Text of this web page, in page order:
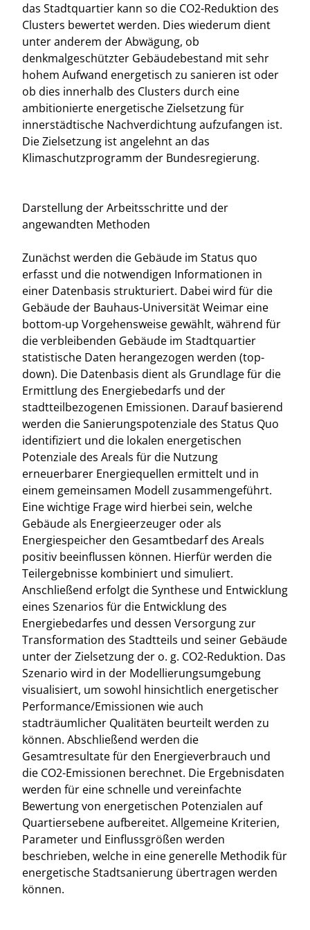
das Stadtquartier kann so die CO2-Reduktion des
Clusters bewertet werden. Dies wiederum dient
unter anderem der Abwägung, ob
denkmalgeschützter Gebäudebestand mit sehr
hohem Aufwand energetisch zu sanieren ist oder
ob dies innerhalb des Clusters durch eine
ambitionierte energetische Zielsetzung für
innerstädtische Nachverdichtung aufzufangen ist.
Die Zielsetzung ist angelehnt an das
Klimaschutzprogramm der Bundesregierung.
Darstellung der Arbeitsschritte und der
angewandten Methoden
Zunächst werden die Gebäude im Status quo
erfasst und die notwendigen Informationen in
einer Datenbasis strukturiert. Dabei wird für die
Gebäude der Bauhaus-Universität Weimar eine
bottom-up Vorgehensweise gewählt, während für
die verbleibenden Gebäude im Stadtquartier
statistische Daten herangezogen werden (top-
down). Die Datenbasis dient als Grundlage für die
Ermittlung des Energiebedarfs und der
stadtteilbezogenen Emissionen. Darauf basierend
werden die Sanierungspotenziale des Status Quo
identifiziert und die lokalen energetischen
Potenziale des Areals für die Nutzung
erneuerbarer Energiequellen ermittelt und in
einem gemeinsamen Modell zusammengeführt.
Eine wichtige Frage wird hierbei sein, welche
Gebäude als Energieerzeuger oder als
Energiespeicher den Gesamtbedarf des Areals
positiv beeinflussen können. Hierfür werden die
Teilergebnisse kombiniert und simuliert.
Anschließend erfolgt die Synthese und Entwicklung
eines Szenarios für die Entwicklung des
Energiebedarfes und dessen Versorgung zur
Transformation des Stadtteils und seiner Gebäude
unter der Zielsetzung der o. g. CO2-Reduktion. Das
Szenario wird in der Modellierungsumgebung
visualisiert, um sowohl hinsichtlich energetischer
Performance/Emissionen wie auch
stadträumlicher Qualitäten beurteilt werden zu
können. Abschließend werden die
Gesamtresultate für den Energieverbrauch und
die CO2-Emissionen berechnet. Die Ergebnisdaten
werden für eine schnelle und vereinfachte
Bewertung von energetischen Potenzialen auf
Quartiersebene aufbereitet. Allgemeine Kriterien,
Parameter und Einflussgrößen werden
beschrieben, welche in eine generelle Methodik für
energetische Stadtsanierung übertragen werden
können.